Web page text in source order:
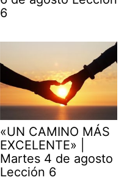
6
«UN CAMINO MÁS
EXCELENTE» |
Martes 4 de agosto
Lección 6